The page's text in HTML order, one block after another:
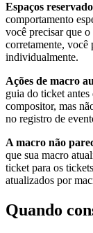
Espaços
comportamento
você precisar que
corretamente, você
individualmente.
Ações de macro
guia do ticket
compositor, mas
no registro de
A macro não
que sua macro
ticket para os
atualizados por
Quando